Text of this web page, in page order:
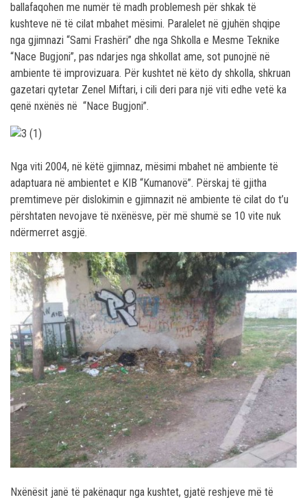
ballafaqohen me numër të madh problemesh për shkak të
kushteve në të cilat mbahet mësimi. Paralelet në gjuhën shqipe
nga gjimnazi “Sami Frashëri” dhe nga Shkolla e Mesme Teknike
“Nace Bugjoni”, pas ndarjes nga shkollat ame, sot punojnë në
ambiente të improvizuara. Për kushtet në këto dy shkolla, shkruan
gazetari qytetar Zenel Miftari, i cili deri para një viti edhe vetë ka
qenë nxënës në “Nace Bugjoni”.
Nga viti 2004, në këtë gjimnaz, mësimi mbahet në ambiente të
adaptuara në ambientet e KIB “Kumanovë”. Përskaj të gjitha
premtimeve për dislokimin e gjimnazit në ambiente të cilat do t’u
përshtaten nevojave të nxënësve, për më shumë se 10 vite nuk
ndërmerret asgjë.
Nxënësit janë të pakënaqur nga kushtet, gjatë reshjeve më të